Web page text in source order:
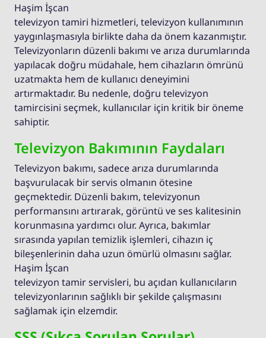
Haşim İşcan
televizyon tamiri hizmetleri, televizyon kullanımının
yaygınlaşmasıyla birlikte daha da önem kazanmıştır.
Televizyonların düzenli bakımı ve arıza durumlarında
yapılacak doğru müdahale, hem cihazların ömrünü
uzatmakta hem de kullanıcı deneyimini
artırmaktadır. Bu nedenle, doğru televizyon
tamircisini seçmek, kullanıcılar için kritik bir öneme
sahiptir.
Televizyon Bakımının Faydaları
Televizyon bakımı, sadece arıza durumlarında
başvurulacak bir servis olmanın ötesine
geçmektedir. Düzenli bakım, televizyonun
performansını artırarak, görüntü ve ses kalitesinin
korunmasına yardımcı olur. Ayrıca, bakımlar
sırasında yapılan temizlik işlemleri, cihazın iç
bileşenlerinin daha uzun ömürlü olmasını sağlar.
Haşim İşcan
televizyon tamir servisleri, bu açıdan kullanıcıların
televizyonlarının sağlıklı bir şekilde çalışmasını
sağlamak için elzemdir.